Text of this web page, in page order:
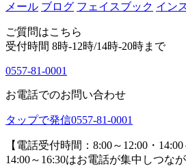
メール ブログ フェイスブック イン
ご質問はこちら
受付時間 8時-12時/14時-20時まで
0557-81-0001
お電話でのお問い合わせ
タップで発信0557-81-0001
【電話受付時間：8:00～12:00・14:00
14:00～16:30はお電話が集中しつな